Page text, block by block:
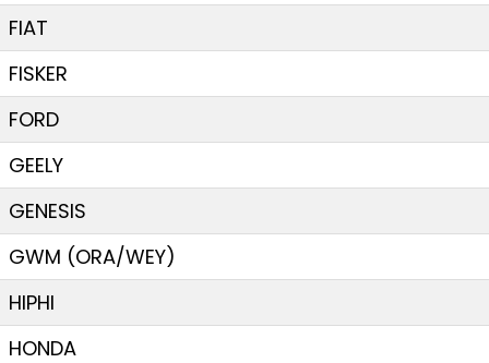
FIAT
FISKER
FORD
GEELY
GENESIS
GWM (ORA/WEY)
HIPHI
HONDA